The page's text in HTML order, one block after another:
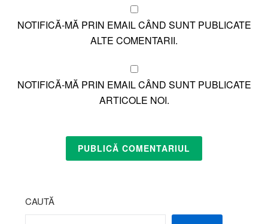
NOTIFICĂ-MĂ PRIN EMAIL CÂND SUNT PUBLICATE
ALTE COMENTARII.
NOTIFICĂ-MĂ PRIN EMAIL CÂND SUNT PUBLICATE
ARTICOLE NOI.
CAUTĂ